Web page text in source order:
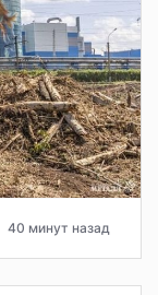
40 минут назад